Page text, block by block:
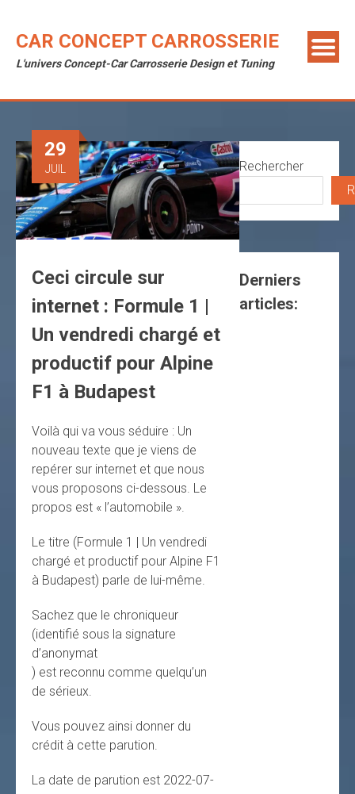
content
CAR CONCEPT CARROSSERIE
L'univers Concept-Car Carrosserie Design et Tuning
29
JUIL
Ceci circule sur
internet : Formule 1 |
Un vendredi chargé et
productif pour Alpine
F1 à Budapest
Voilà qui va vous séduire : Un
nouveau texte que je viens de
repérer sur internet et que nous
vous proposons ci-dessous. Le
propos est « l’automobile ».
Le titre (Formule 1 | Un vendredi
chargé et productif pour Alpine F1
à Budapest) parle de lui-même.
Sachez que le chroniqueur
(identifié sous la signature
d’anonymat
) est reconnu comme quelqu’un
de sérieux.
Vous pouvez ainsi donner du
crédit à cette parution.
La date de parution est 2022-07-
Rechercher
Derniers
articles: